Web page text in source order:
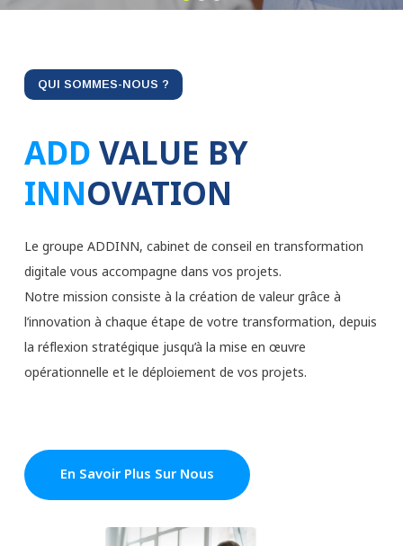
QUI SOMMES-NOUS ?
ADD VALUE BY
INNOVATION
Le groupe ADDINN, cabinet de conseil en transformation
digitale vous accompagne dans vos projets.
Notre mission consiste à la création de valeur grâce à
l’innovation à chaque étape de votre transformation, depuis
la réflexion stratégique jusqu’à la mise en œuvre
opérationnelle et le déploiement de vos projets.
En Savoir Plus Sur Nous